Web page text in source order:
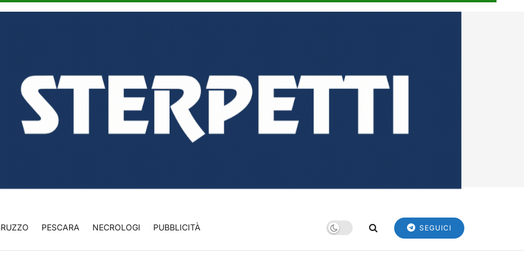
PESCARA NECROLOGI PUBBLICITÀ SEGUICI